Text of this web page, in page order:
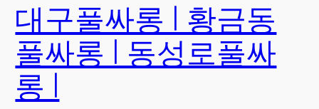
가
기대구풀싸롱 | 황금동
풀싸롱 | 동성로풀싸
롱 |